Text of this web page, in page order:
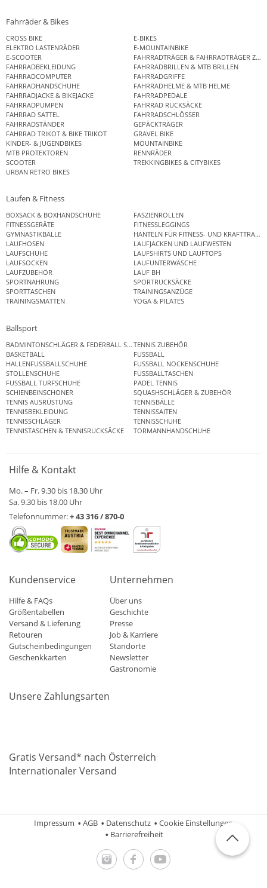
Fahrräder & Bikes
CROSS BIKE
E-BIKES
ELEKTRO LASTENRÄDER
E-MOUNTAINBIKE
E-SCOOTER
FAHRRADTRÄGER & FAHRRADTRÄGER
FAHRRADBEKLEIDUNG
FAHRRADBRILLEN & MTB BRILLEN
FAHRRADCOMPUTER
FAHRRADGRIFFE
FAHRRADHANDSCHUHE
FAHRRADHELME & MTB HELME
FAHRRADJACKE & BIKEJACKE
FAHRRADPEDALE
FAHRRADPUMPEN
FAHRRAD RUCKSÄCKE
FAHRRAD SATTEL
FAHRRADSCHLÖSSER
FAHRRADSTÄNDER
GEPÄCKTRÄGER
FAHRRAD TRIKOT & BIKE TRIKOT
GRAVEL BIKE
KINDER- & JUGENDBIKES
MOUNTAINBIKE
MTB PROTEKTOREN
RENNRÄDER
SCOOTER
TREKKINGBIKES & CITYBIKES
URBAN RETRO BIKES
Laufen & Fitness
BOXSACK & BOXHANDSCHUHE
FASZIENROLLEN
FITNESSGERÄTE
FITNESSLEGGINGS
GYMNASTIKBÄLLE
HANTELN FÜR FITNESS- UND
LAUFHOSEN
LAUFJACKEN UND LAUFWESTEN
LAUFSCHUHE
LAUFSHIRTS UND LAUFTOPS
LAUFSOCKEN
LAUFUNTERWÄSCHE
LAUFZUBEHÖR
LAUF BH
SPORTNAHRUNG
SPORTRUCKSÄCKE
SPORTTASCHEN
TRAININGSANZÜGE
TRAININGSMATTEN
YOGA & PILATES
Ballsport
BADMINTONSCHLÄGER & FEDERBALL SETSTENNIS ZUBEHÖR
BASKETBALL
FUSSBALL
HALLENFUSSBALLSCHUHE
FUSSBALL NOCKENSCHUHE
STOLLENSCHUHE
FUSSBALLTASCHEN
FUSSBALL TURFSCHUHE
PADEL TENNIS
SCHIENBEINSCHONER
SQUASHSCHLÄGER & ZUBEHÖR
TENNIS AUSRÜSTUNG
TENNISBÄLLE
TENNISBEKLEIDUNG
TENNISSAITEN
TENNISSCHLÄGER
TENNISSCHUHE
TENNISTASCHEN & TENNISRUCKSÄCKE
TORMANNHANDSCHUHE
Hilfe & Kontakt
Mo. – Fr. 9.30 bis 18.30 Uhr
Sa. 9.30 bis 18.00 Uhr
Telefonnummer:+ 43 316 / 870-0
Kundenservice
Hilfe & FAQs
Größentabellen
Versand & Lieferung
Retouren
Gutscheinbedingungen
Geschenkkarten
Unternehmen
Über uns
Geschichte
Presse
Job & Karriere
Standorte
Newsletter
Gastronomie
Unsere Zahlungsarten
Gratis Versand* nach Österreich
Internationaler Versand
Impressum AGB Datenschutz
Cookie Einstellungen
Barrierefreiheit